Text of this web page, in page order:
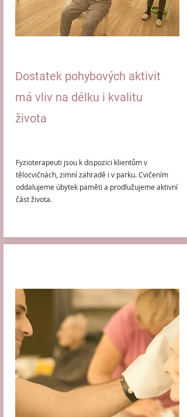
Dostatek pohybových aktivit
má vliv na délku i kvalitu
života
Fyzioterapeuti jsou k dispozici klientům v
tělocvičnách, zimní zahradě i v parku. Cvičením
oddalujeme úbytek paměti a prodlužujeme aktivní
část života.